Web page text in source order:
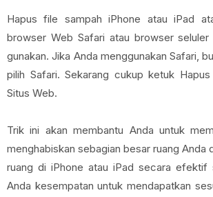
Hapus file sampah iPhone atau iPad
browser Web Safari atau browser seluler
gunakan. Jika Anda menggunakan Safari,
pilih Safari. Sekarang cukup ketuk
Situs Web.
Trik ini akan membantu Anda untuk
menghabiskan sebagian besar ruang Anda
ruang di iPhone atau iPad secara efektif
Anda kesempatan untuk mendapatkan